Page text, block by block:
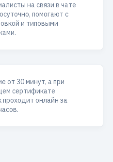
на связи в чате
помогают с
и типовыми
от 30 минут, а при
сертификате
проходит онлайн за